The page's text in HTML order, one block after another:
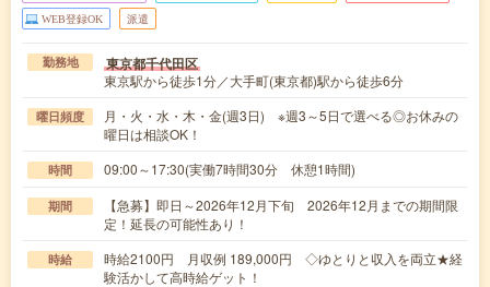
WEB登録OK 派遣
勤務地 東京都千代田区
東京駅から徒歩1分／大手町(東京都)駅から徒歩6分
曜日頻度
月・火・水・木・金(週3日) ※週3～5日で選べる◎お休みの
曜日は相談OK！
時間 09:00～17:30(実働7時間30分 休憩1時間)
期間
【急募】即日～2026年12月下旬 2026年12月までの期間限
定！延長の可能性あり！
時給
時給2100円 月収例 189,000円 ◇ゆとりと収入を両立★経
験活かして高時給ゲット！